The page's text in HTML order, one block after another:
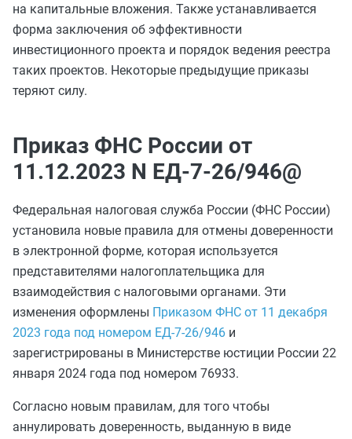
на капитальные вложения. Также устанавливается
форма заключения об эффективности
инвестиционного проекта и порядок ведения реестра
таких проектов. Некоторые предыдущие приказы
теряют силу.
Приказ ФНС России от
11.12.2023 N ЕД-7-26/946@
Федеральная налоговая служба России (ФНС России)
установила новые правила для отмены доверенности
в электронной форме, которая используется
представителями налогоплательщика для
взаимодействия с налоговыми органами. Эти
изменения оформлены Приказом ФНС от 11 декабря
2023 года под номером ЕД-7-26/946 и
зарегистрированы в Министерстве юстиции России 22
января 2024 года под номером 76933.
Согласно новым правилам, для того чтобы
аннулировать доверенность, выданную в виде